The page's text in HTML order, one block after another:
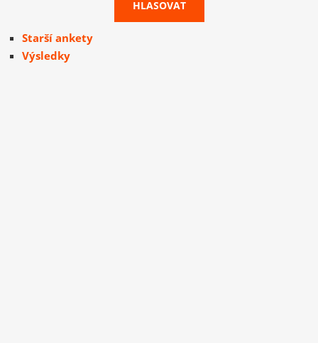
Starší ankety
Výsledky